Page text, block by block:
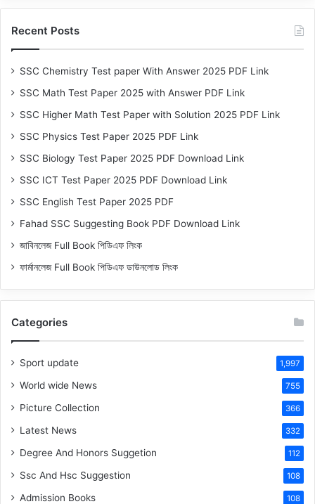
Recent Posts
SSC Chemistry Test paper With Answer 2025 PDF Link
SSC Math Test Paper 2025 with Answer PDF Link
SSC Higher Math Test Paper with Solution 2025 PDF Link
SSC Physics Test Paper 2025 PDF Link
SSC Biology Test Paper 2025 PDF Download Link
SSC ICT Test Paper 2025 PDF Download Link
SSC English Test Paper 2025 PDF
Fahad SSC Suggesting Book PDF Download Link
জাবিনলেজ Full Book পিডিএফ লিংক
ফার্মানলেজ Full Book পিডিএফ ডাউনলোড লিংক
Categories
Sport update 1,997
World wide News 755
Picture Collection 366
Latest News 332
Degree And Honors Suggetion 112
Ssc And Hsc Suggestion 108
Admission Books 108